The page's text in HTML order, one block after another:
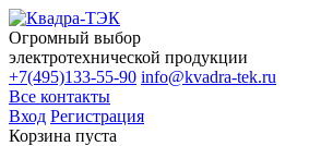
Огромный выбор
электротехнической продукции
+7(495)133-55-90 info@kvadra-tek.ru
Все контакты
Вход Регистрация
Корзина пуста